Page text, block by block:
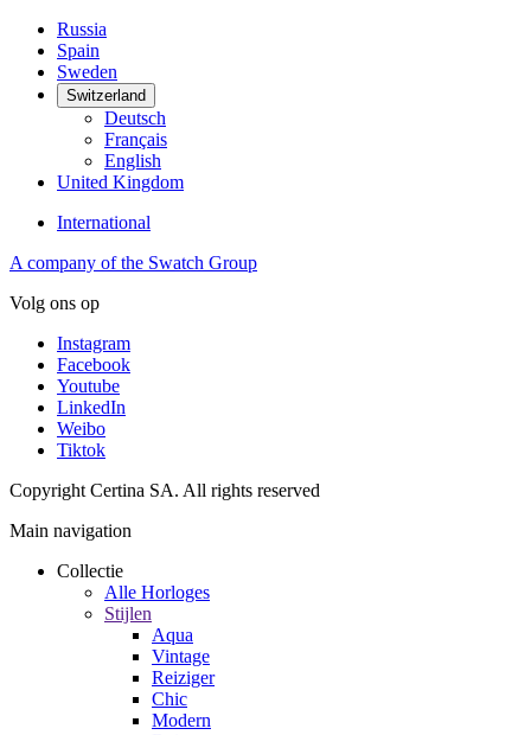
Russia
Spain
Sweden
Switzerland
Deutsch
Français
English
United Kingdom
International
A company of the Swatch Group
Volg ons op
Instagram
Facebook
Youtube
LinkedIn
Weibo
Tiktok
Copyright Certina SA. All rights reserved
Main navigation
Collectie
Alle Horloges
Stijlen
Aqua
Vintage
Reiziger
Chic
Modern